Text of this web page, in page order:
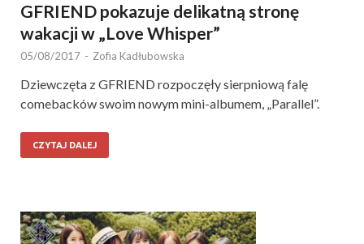
GFRIEND pokazuje delikatną stronę
wakacji w „Love Whisper”
05/08/2017 - Zofia Kadłubowska
Dziewczęta z GFRIEND rozpoczęły sierpniową falę
comebacków swoim nowym mini-albumem, „Parallel”.
CZYTAJ DALEJ